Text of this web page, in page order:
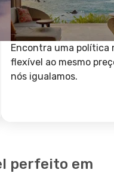
Encontra uma política
flexível ao mesmo
nós igualamos.
perfeito em